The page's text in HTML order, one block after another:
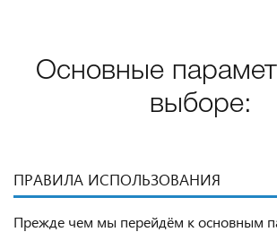
Основные
выборе:
ПРАВИЛА ИСПОЛЬЗОВАНИЯ
Прежде чем мы перейдём к основным